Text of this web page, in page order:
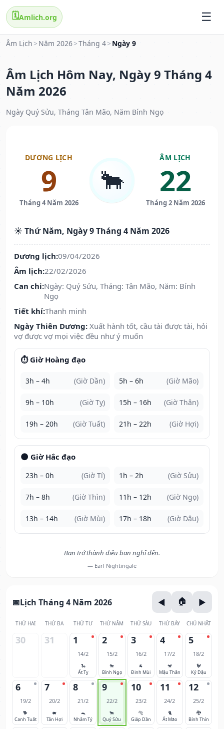
🗓️Amlich.org
Âm Lịch > Năm 2026>Tháng 4> Ngày 9
Âm Lịch Hôm Nay, Ngày 9 Tháng 4
Năm 2026
Ngày Quý Sửu, Tháng Tân Mão, Năm Bính Ngọ
DƯƠNG LỊCH
9
Tháng 4 Năm 2026
🐂
ÂM LỊCH
22
Tháng 2 Năm 2026
☀️ Thứ Năm, Ngày 9 Tháng 4 Năm 2026
Dương lịch:09/04/2026
Âm lịch:22/02/2026
Can chi:Ngày: Quý Sửu, Tháng: Tân Mão, Năm: Bính
Ngọ
Tiết khí:Thanh minh
Ngày Thiên Dương: Xuất hành tốt, cầu tài được tài, hỏi
vợ được vợ mọi việc đều như ý muốn
⏱️ Giờ Hoàng đạo
3h – 4h (Giờ Dần) 5h – 6h (Giờ Mão)
9h – 10h (Giờ Tỵ) 15h – 16h (Giờ Thân)
19h – 20h (Giờ Tuất) 21h – 22h (Giờ Hợi)
🌑 Giờ Hắc đạo
23h – 0h (Giờ Tí) 1h – 2h (Giờ Sửu)
7h – 8h (Giờ Thìn) 11h – 12h (Giờ Ngọ)
13h – 14h (Giờ Mùi) 17h – 18h (Giờ Dậu)
Bạn trở thành điều bạn nghĩ đến.
— Earl Nightingale
Lịch Tháng 4 Năm 2026
THỨ HAI THỨ BA THỨ TƯ THỨ NĂM THỨ SÁU THỨ BẢY CHỦ NHẬT
30 31 1
14/2
🐍
Ất Tỵ
2
15/2
🐎
Bính Ngọ
3
16/2
🐐
Đinh Mùi
4
17/2
🐒
Mậu Thân
5
18/2
🐓
Kỷ Dậu
6
19/2
🐕
Canh Tuất
7
20/2
🐖
Tân Hợi
8
21/2
🐀
Nhâm Tý
9
22/2
🐂
Quý Sửu
10
23/2
🐅
Giáp Dần
11
24/2
🐈
Ất Mão
12
25/2
🐉
Bính Thìn